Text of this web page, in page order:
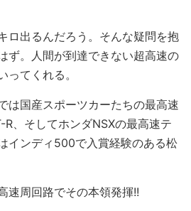
ロ出るんだろう。そんな疑問を抱
ず。人間が到達できない超高速の
ってくれる。
は国産スポーツカーたちの最高速
、そしてホンダNSXの最高速テ
インディ500で入賞経験のある松
速周回路でその本領発揮!!